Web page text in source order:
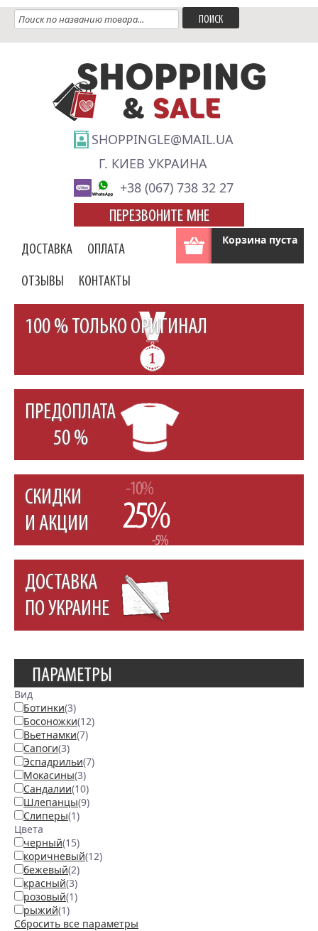
SHOPPINGLE@MAIL.UA
Г. КИЕВ УКРАИНА
+38 (067) 738 32 27
ПЕРЕЗВОНИТЕ МНЕ
Корзина пуста
ДОСТАВКА ОПЛАТА
ОТЗЫВЫ КОНТАКТЫ
100 % ТОЛЬКО ОРИГИНАЛ
ПРЕДОПЛАТА
50 %
СКИДКИ
И АКЦИИ
ДОСТАВКА
ПО УКРАИНЕ
ПАРАМЕТРЫ
Вид
Ботинки(3)
Босоножки(12)
Вьетнамки(7)
Сапоги(3)
Эспадрильи(7)
Мокасины(3)
Сандалии(10)
Шлепанцы(9)
Слиперы(1)
Цвета
черный(15)
коричневый(12)
бежевый(2)
красный(3)
розовый(1)
рыжий(1)
Сбросить все параметры